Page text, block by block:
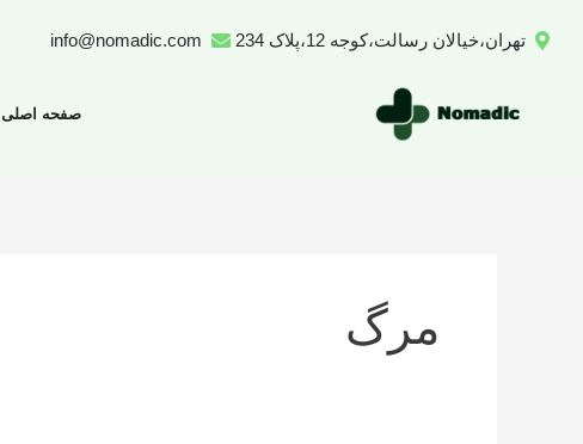
تهران،خیالان رسالت،کوجه 12،پلاک 234 info@nomadic.com
صفحه اصلی
مرگ